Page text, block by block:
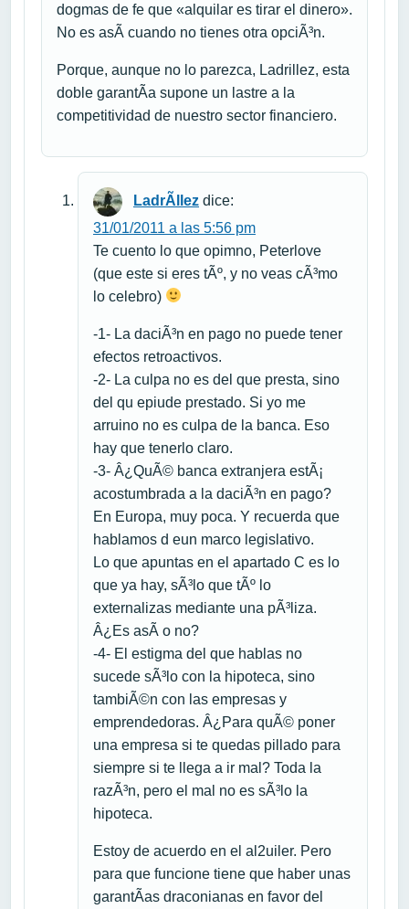
dogmas de fe que «alquilar es tirar el dinero».
No es asÃ­ cuando no tienes otra opciÃ³n.
Porque, aunque no lo parezca, Ladrillez, esta
doble garantÃ­a supone un lastre a la
competitividad de nuestro sector financiero.
LadrÃ­llez dice:
31/01/2011 a las 5:56 pm
Te cuento lo que opimno, Peterlove
(que este si eres tÃº, y no veas cÃ³mo
lo celebro)
-1- La daciÃ³n en pago no puede tener
efectos retroactivos.
-2- La culpa no es del que presta, sino
del qu epiude prestado. Si yo me
arruino no es culpa de la banca. Eso
hay que tenerlo claro.
-3- Â¿QuÃ© banca extranjera estÃ¡
acostumbrada a la daciÃ³n en pago?
En Europa, muy poca. Y recuerda que
hablamos d eun marco legislativo.
Lo que apuntas en el apartado C es lo
que ya hay, sÃ³lo que tÃº lo
externalizas mediante una pÃ³liza.
Â¿Es asÃ­ o no?
-4- El estigma del que hablas no
sucede sÃ³lo con la hipoteca, sino
tambiÃ©n con las empresas y
emprendedoras. Â¿Para quÃ© poner
una empresa si te quedas pillado para
siempre si te llega a ir mal? Toda la
razÃ³n, pero el mal no es sÃ³lo la
hipoteca.
Estoy de acuerdo en el al2uiler. Pero
para que funcione tiene que haber unas
garantÃ­as draconianas en favor del